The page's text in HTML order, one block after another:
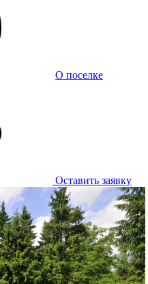
О поселке
Оставить заявку